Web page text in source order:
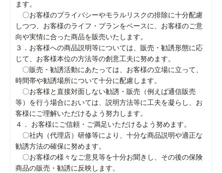
ます。
〇お客様のプライバシーやモラルリスクの排除に十分配慮
しつつ、お客様のライフ・プランをベースに、お客様のご意
向や実情に合った商品を販売いたします。
３．お客様への商品説明等については、販売・勧誘形態に応
じて、お客様本位の方法等の創意工夫に努めます。
〇販売・勧誘活動にあたっては、お客様の立場に立って、
時間帯や勧誘場所について十分に配慮します。
〇お客様と直接対面しない勧誘・販売（例えば通信販売
等）を行う場合においては、説明方法等に工夫を凝らし、お
客様にご理解いただけるよう努力します。
４． お客様にご信頼・ご満足いただけるよう努めます。
〇社内（代理店）研修等により、十分な商品説明や適正な
勧誘方法の確保に努めます。
〇お客様の様々なご意見等を十分お聞きし、その後の保険
商品の販売・勧誘に反映します。